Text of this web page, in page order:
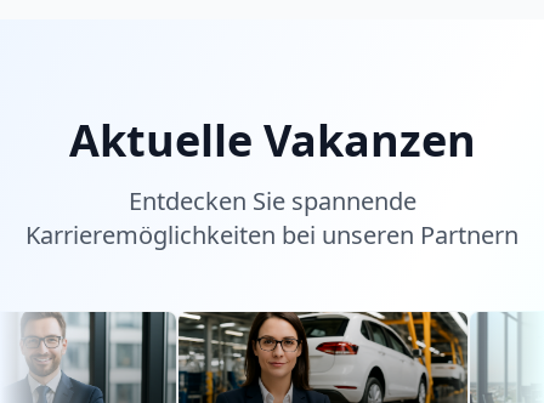
Aktuelle Vakanzen
Entdecken Sie spannende
Karrieremöglichkeiten bei unseren Partnern